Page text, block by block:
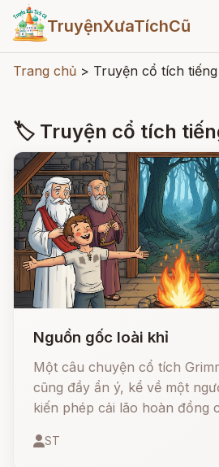
TruyệnXưaTíchCũ
Trang chủ > Truyện cổ tích
🏷 Truyện cổ tích
Nguồn gốc loài khỉ
Một câu chuyện cổ tích
cũng đầy ẩn ý, kể về một
kiến phép cải lão hoàn đồng
bà dì già yếu, anh đã thử
ST